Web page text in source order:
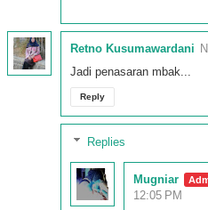
Retno Kusumawardani
Jadi penasaran mbak...
Reply
Replies
Mugniar
12:05 PM